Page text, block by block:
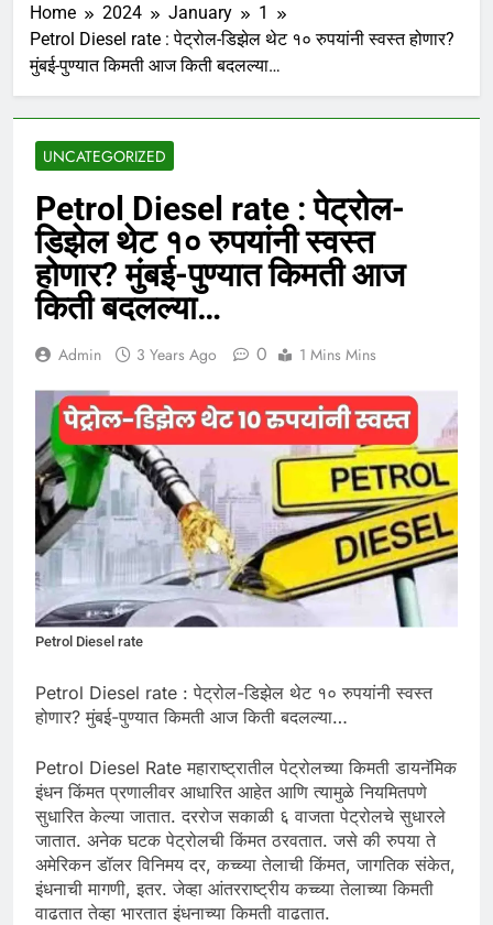
Home 2024 January
1
Petrol Diesel rate : पेट्रोल-डिझेल थेट १० रुपयांनी स्वस्त होणार?
मुंबई-पुण्यात किमती आज किती बदलल्या…
UNCATEGORIZED
Petrol Diesel rate : पेट्रोल-
डिझेल थेट १० रुपयांनी स्वस्त
होणार? मुंबई-पुण्यात किमती आज
किती बदलल्या…
Admin 3 Years Ago 0 1 Mins Mins
Petrol Diesel rate
Petrol Diesel rate : पेट्रोल-डिझेल थेट १० रुपयांनी स्वस्त
होणार? मुंबई-पुण्यात किमती आज किती बदलल्या…
Petrol Diesel Rate महाराष्ट्रातील पेट्रोलच्या किमती डायनॅमिक
इंधन किंमत प्रणालीवर आधारित आहेत आणि त्यामुळे नियमितपणे
सुधारित केल्या जातात. दररोज सकाळी ६ वाजता पेट्रोलचे सुधारले
जातात. अनेक घटक पेट्रोलची किंमत ठरवतात. जसे की रुपया ते
अमेरिकन डॉलर विनिमय दर, कच्च्या तेलाची किंमत, जागतिक संकेत,
इंधनाची मागणी, इतर. जेव्हा आंतरराष्ट्रीय कच्च्या तेलाच्या किमती
वाढतात तेव्हा भारतात इंधनाच्या किमती वाढतात.